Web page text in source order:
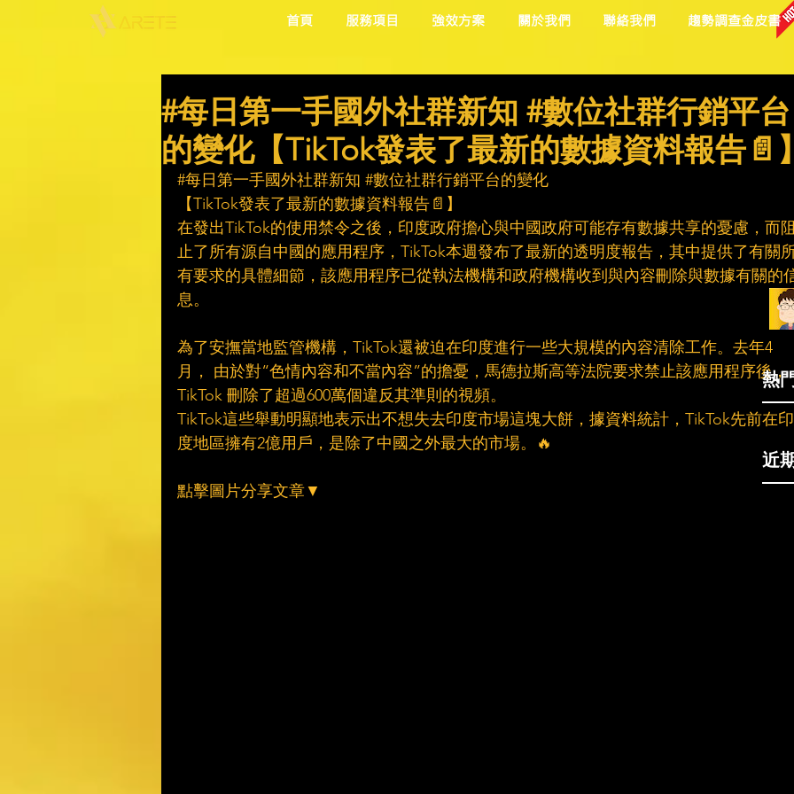
首頁 服務項目 強效方案 關於我們 聯絡我們 趨勢調查金皮書
#每日第一手國外社群新知 #數位社群行銷平台
的變化【TikTok發表了最新的數據資料報告📄
#每日第一手國外社群新知 #數位社群行銷平台的變化
【TikTok發表了最新的數據資料報告📄】
在發出TikTok的使用禁令之後，印度政府擔心與中國政府可能存有數據共享的憂慮，而
止了所有源自中國的應用程序，TikTok本週發布了最新的透明度報告，其中提供了有關
有要求的具體細節，該應用程序已從執法機構和政府機構收到與內容刪除與數據有關的
息。
為了安撫當地監管機構，TikTok還被迫在印度進行一些大規模的內容清除工作。去年4
月， 由於對“色情內容和不當內容”的擔憂，馬德拉斯高等法院要求禁止該應用程序後，
TikTok 刪除了超過600萬個違反其準則的視頻。
TikTok這些舉動明顯地表示出不想失去印度市場這塊大餅，據資料統計，TikTok先前在印
度地區擁有2億用戶，是除了中國之外最大的市場。🔥
點擊圖片分享文章▼
熱
近